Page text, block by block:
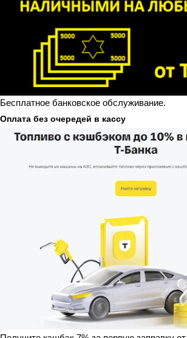
Бесплатное банковское обслуживание.
Оплата без очередей в кассу